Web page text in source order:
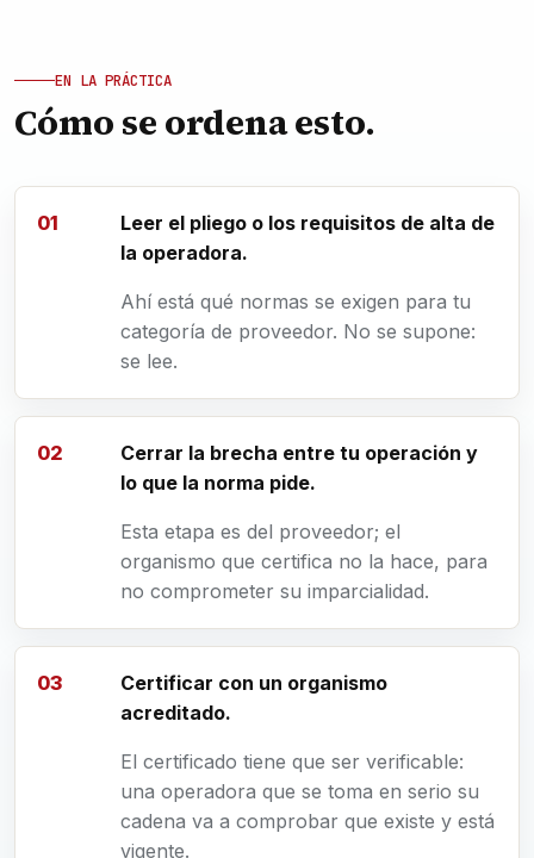
EN LA PRÁCTICA
Cómo se ordena esto.
Leer el pliego o los requisitos de alta de
la operadora.
Ahí está qué normas se exigen para tu
categoría de proveedor. No se supone:
se lee.
Cerrar la brecha entre tu operación y
lo que la norma pide.
Esta etapa es del proveedor; el
organismo que certifica no la hace, para
no comprometer su imparcialidad.
Certificar con un organismo
acreditado.
El certificado tiene que ser verificable:
una operadora que se toma en serio su
cadena va a comprobar que existe y está
vigente.